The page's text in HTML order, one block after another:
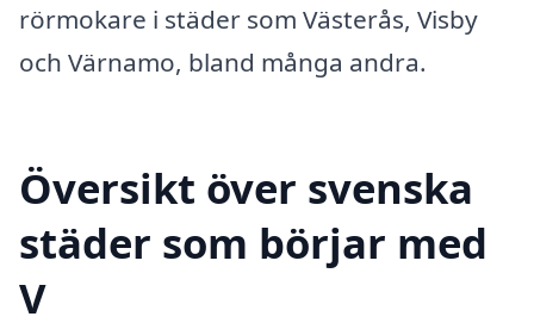
rörmokare i städer som Västerås, Visby
och Värnamo, bland många andra.
Översikt över svenska
städer som börjar med
V